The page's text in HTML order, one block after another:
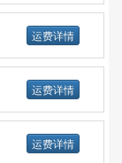
运费详情
运费详情
运费详情